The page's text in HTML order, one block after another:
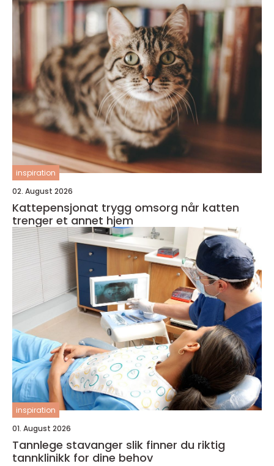
inspiration
02. August 2026
Kattepensjonat trygg omsorg når katten
trenger et annet hjem
inspiration
01. August 2026
Tannlege stavanger slik finner du riktig
tannklinikk for dine behov